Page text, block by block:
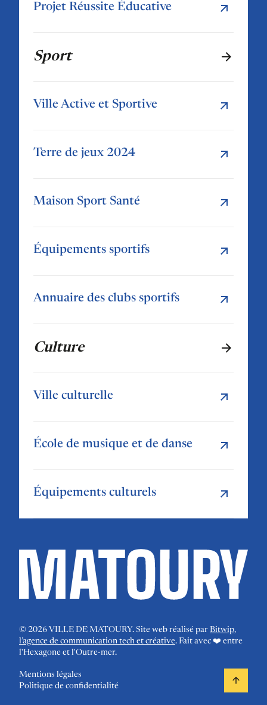
Projet Réussite Éducative
Sport
Ville Active et Sportive
Terre de jeux 2024
Maison Sport Santé
Équipements sportifs
Annuaire des clubs sportifs
Culture
Ville culturelle
École de musique et de danse
Équipements culturels
Mentions légales
Politique de confidentialité
© 2026 VILLE DE MATOURY. Site web réalisé par Bitwip,
l’agence de communication tech et créative. Fait avec ❤️ entre
l'Hexagone et l'Outre-mer.